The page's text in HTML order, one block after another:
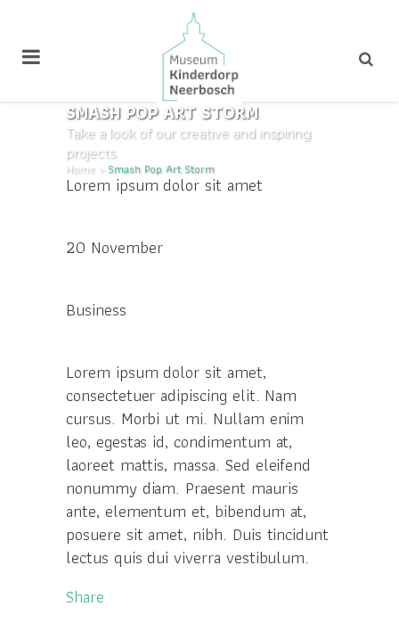
SMASH POP ART STORM
Take a look of our creative and inspiring
projects
Home >Smash Pop Art Storm
Custom Field
Lorem ipsum dolor sit amet
20 November
Business
Lorem ipsum dolor sit amet,
consectetuer adipiscing elit. Nam
cursus. Morbi ut mi. Nullam enim
leo, egestas id, condimentum at,
laoreet mattis, massa. Sed eleifend
nonummy diam. Praesent mauris
ante, elementum et, bibendum at,
posuere sit amet, nibh. Duis tincidunt
lectus quis dui viverra vestibulum.
Share